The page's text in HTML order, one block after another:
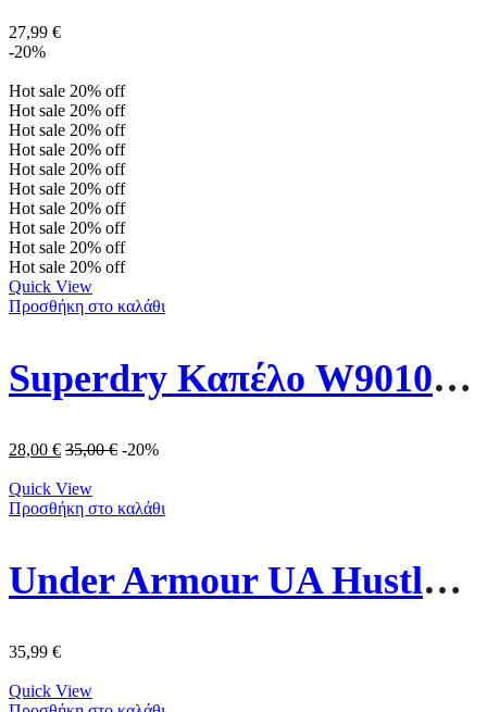
27,99 €
-20%
Hot sale 20% off
Hot sale 20% off
Hot sale 20% off
Hot sale 20% off
Hot sale 20% off
Hot sale 20% off
Hot sale 20% off
Hot sale 20% off
Hot sale 20% off
Hot sale 20% off
Quick View
Προσθήκη στο καλάθι
Superdry Καπέλο W9010170A-1JB Καφέ
28,00 € 35,00€ -20%
Quick View
Προσθήκη στο καλάθι
Under Armour UA Hustle Lite Σακίδιο Πλάτης 1364180-410 Μπλε
35,99 €
Quick View